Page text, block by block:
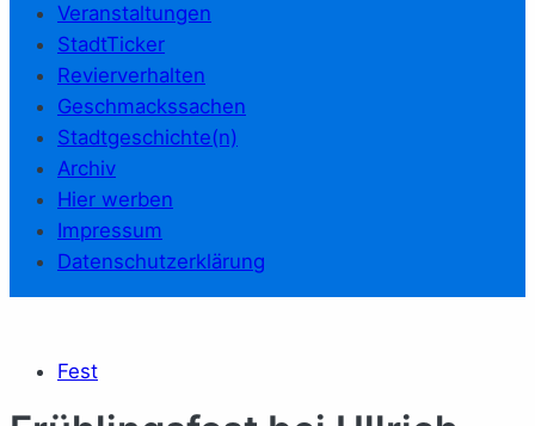
Veranstaltungen
StadtTicker
Revierverhalten
Geschmackssachen
Stadtgeschichte(n)
Archiv
Hier werben
Impressum
Datenschutzerklärung
Fest